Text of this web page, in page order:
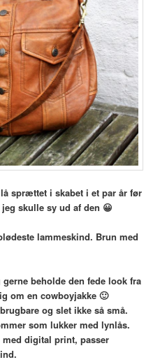
sprættet i skabet i et par år før
skulle sy ud af den 😀
lammeskind. Brun med
beholde den fede look fra
om en cowboyjakke 🙂
og slet ikke så små.
som lukker med lynlås.
digital print, passer